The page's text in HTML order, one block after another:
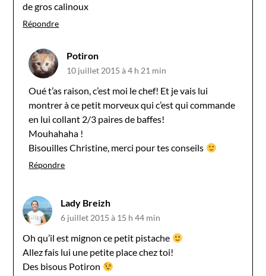
de gros calinoux
Répondre
Potiron
10 juillet 2015 à 4 h 21 min
Oué t’as raison, c’est moi le chef! Et je vais lui
montrer à ce petit morveux qui c’est qui commande
en lui collant 2/3 paires de baffes!
Mouhahaha !
Bisouilles Christine, merci pour tes conseils
Répondre
Lady Breizh
6 juillet 2015 à 15 h 44 min
Oh qu’il est mignon ce petit pistache
Allez fais lui une petite place chez toi!
Des bisous Potiron